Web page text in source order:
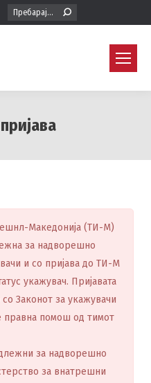
Search:
Македонија (ТИ-М)
за надворешно
и со пријава до ТИ-М
укажувач. Пријавата
Законот за укажувачи
правна помош од тимот
за надворешно
за внатрешни